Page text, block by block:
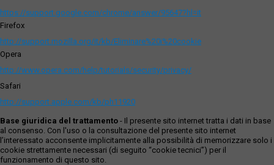
https://support.google.com/chrome/answer/95647?hl=it
Firefox
http://support.mozilla.org/it/kb/Eliminare%20i%20cookie
Opera
http://www.opera.com/help/tutorials/security/privacy/
Safari
http://support.apple.com/kb/ph11920
Base giuridica del trattamento - Il presente sito internet tratta i dati in base
al consenso. Con l'uso o la consultazione del presente sito internet
l’interessato acconsente implicitamente alla possibilità di memorizzare solo i
cookie strettamente necessari (di seguito “cookie tecnici”) per il
funzionamento di questo sito.